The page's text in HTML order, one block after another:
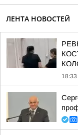
ЛЕНТА НОВОСТЕЙ
18:33